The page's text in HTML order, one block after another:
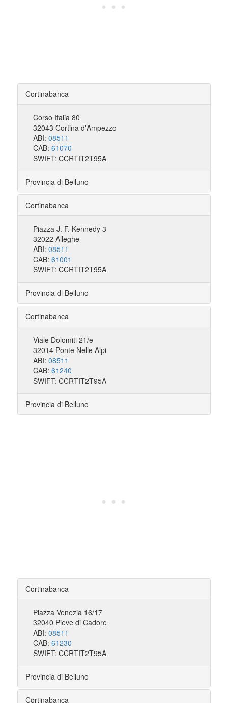
Cortinabanca
Corso Italia 80
32043 Cortina d'Ampezzo
ABI: 08511
CAB: 61070
SWIFT: CCRTIT2T95A
Provincia di Belluno
Cortinabanca
Piazza J. F. Kennedy 3
32022 Alleghe
ABI: 08511
CAB: 61001
SWIFT: CCRTIT2T95A
Provincia di Belluno
Cortinabanca
Viale Dolomiti 21/e
32014 Ponte Nelle Alpi
ABI: 08511
CAB: 61240
SWIFT: CCRTIT2T95A
Provincia di Belluno
Cortinabanca
Piazza Venezia 16/17
32040 Pieve di Cadore
ABI: 08511
CAB: 61230
SWIFT: CCRTIT2T95A
Provincia di Belluno
Cortinabanca